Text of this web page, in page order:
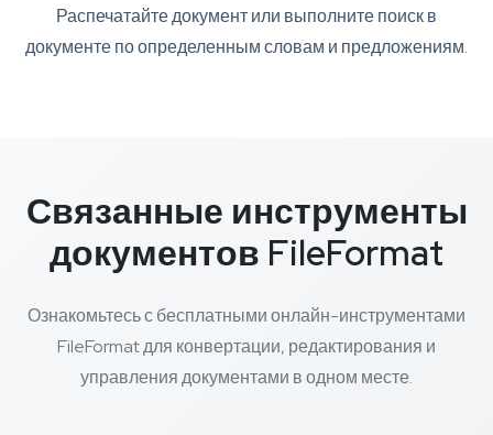
Распечатайте документ или выполните поиск в
документе по определенным словам и предложениям.
Связанные инструменты
документов FileFormat
Ознакомьтесь с бесплатными онлайн-инструментами
FileFormat для конвертации, редактирования и
управления документами в одном месте.